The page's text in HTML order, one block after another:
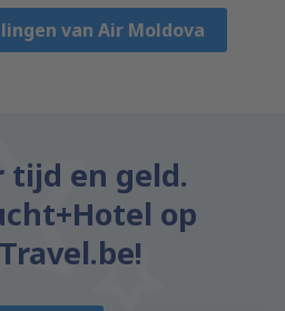
van Air Moldova
tijd en geld.
op